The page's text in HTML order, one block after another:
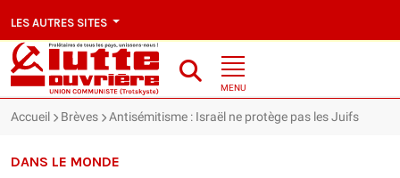
LES AUTRES SITES
MENU
Accueil Brèves Antisémitisme : Israël ne protège pas les Juifs
DANS LE MONDE